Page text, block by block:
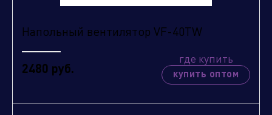
Напольный вентилятор VF-40TW
2480 руб.
где купить
купить оптом